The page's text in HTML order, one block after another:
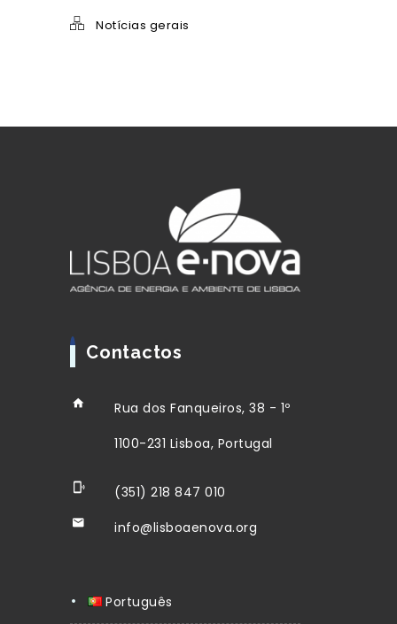
Notícias gerais
Contactos
Rua dos Fanqueiros, 38 - 1º
1100-231 Lisboa, Portugal
(351) 218 847 010
info@lisboaenova.org
Português